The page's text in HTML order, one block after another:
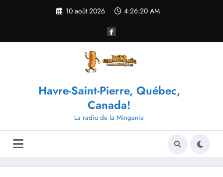
10 août 2026 4:26:20 AM
Havre-Saint-Pierre, Québec,
Canada!
La radio de la Minganie